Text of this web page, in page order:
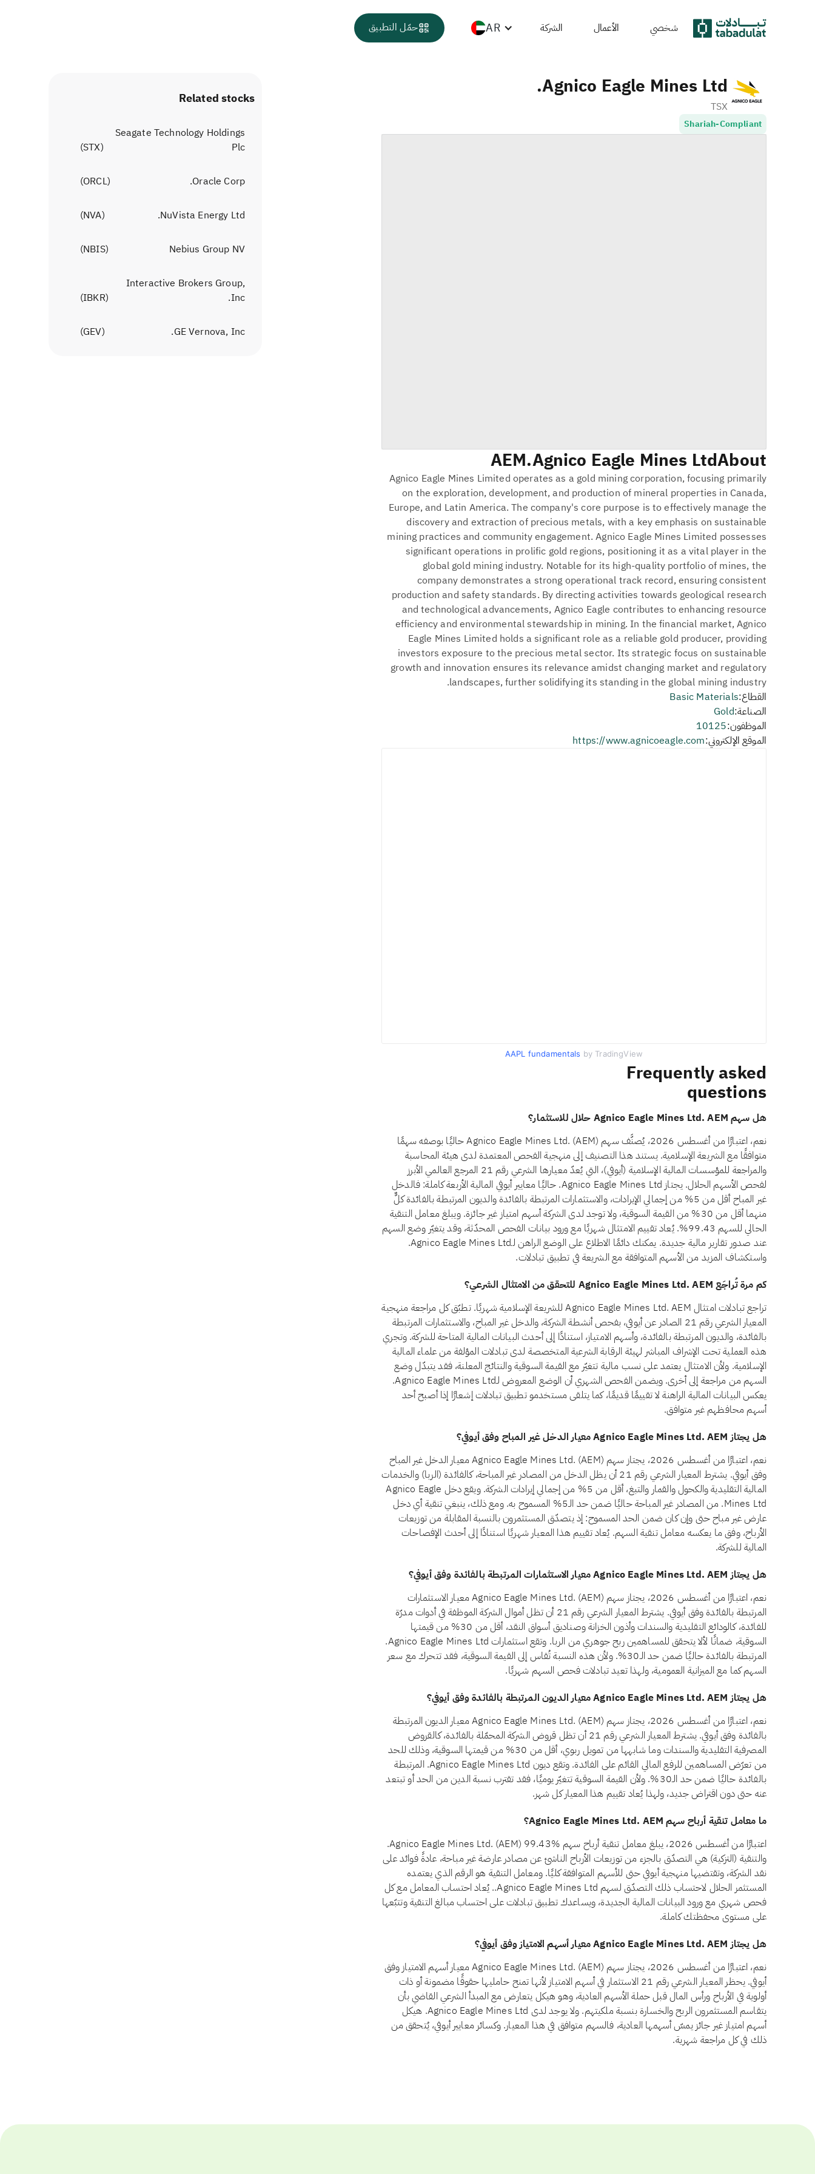
شخصي الأعمال الشركة AR حمّل التطبيق
Agnico Eagle Mines Ltd.
TSX
Shariah-Compliant
About
Agnico Eagle Mines Ltd.
AEM
Agnico Eagle Mines Limited operates as a gold mining corporation, focusing primarily
on the exploration, development, and production of mineral properties in Canada,
Europe, and Latin America. The company's core purpose is to effectively manage the
discovery and extraction of precious metals, with a key emphasis on sustainable
mining practices and community engagement. Agnico Eagle Mines Limited possesses
significant operations in prolific gold regions, positioning it as a vital player in the
global gold mining industry. Notable for its high-quality portfolio of mines, the
company demonstrates a strong operational track record, ensuring consistent
production and safety standards. By directing activities towards geological research
and technological advancements, Agnico Eagle contributes to enhancing resource
efficiency and environmental stewardship in mining. In the financial market, Agnico
Eagle Mines Limited holds a significant role as a reliable gold producer, providing
investors exposure to the precious metal sector. Its strategic focus on sustainable
growth and innovation ensures its relevance amidst changing market and regulatory
landscapes, further solidifying its standing in the global mining industry.
القطاع:Basic Materials
الصناعة:Gold
الموظفون:10125
الموقع الإلكتروني:https://www.agnicoeagle.com
AAPL fundamentals by TradingView
Frequently asked
questions
هل سهم Agnico Eagle Mines Ltd. AEM حلال للاستثمار؟
نعم، اعتبارًا من أغسطس 2026، يُصنَّف سهم Agnico Eagle Mines Ltd. (AEM) حاليًا بوصفه سهمًا
متوافقًا مع الشريعة الإسلامية. يستند هذا التصنيف إلى منهجية الفحص المعتمدة لدى هيئة المحاسبة
والمراجعة للمؤسسات المالية الإسلامية (أيوفي)، التي يُعدّ معيارها الشرعي رقم 21 المرجع العالمي الأبرز
لفحص الأسهم الحلال. يجتاز Agnico Eagle Mines Ltd. حاليًا معايير أيوفي المالية الأربعة كاملة: فالدخل
غير المباح أقل من 5% من إجمالي الإيرادات، والاستثمارات المرتبطة بالفائدة والديون المرتبطة بالفائدة كلٌّ
منهما أقل من 30% من القيمة السوقية، ولا توجد لدى الشركة أسهم امتياز غير جائزة. ويبلغ معامل التنقية
الحالي للسهم 99.43%. يُعاد تقييم الامتثال شهريًا مع ورود بيانات الفحص المحدّثة، وقد يتغيّر وضع السهم
عند صدور تقارير مالية جديدة. يمكنك دائمًا الاطلاع على الوضع الراهن لـAgnico Eagle Mines Ltd.
واستكشاف المزيد من الأسهم المتوافقة مع الشريعة في تطبيق تبادلات.
كم مرة تُراجَع Agnico Eagle Mines Ltd. AEM للتحقق من الامتثال الشرعي؟
تراجع تبادلات امتثال Agnico Eagle Mines Ltd. AEM للشريعة الإسلامية شهريًا. تطبّق كل مراجعة منهجية
المعيار الشرعي رقم 21 الصادر عن أيوفي، بفحص أنشطة الشركة، والدخل غير المباح، والاستثمارات المرتبطة
بالفائدة، والديون المرتبطة بالفائدة، وأسهم الامتياز، استنادًا إلى أحدث البيانات المالية المتاحة للشركة. وتجري
هذه العملية تحت الإشراف المباشر لهيئة الرقابة الشرعية المتخصصة لدى تبادلات المؤلفة من علماء المالية
الإسلامية. ولأن الامتثال يعتمد على نسب مالية تتغيّر مع القيمة السوقية والنتائج المعلنة، فقد يتبدّل وضع
السهم من مراجعة إلى أخرى. ويضمن الفحص الشهري أن الوضع المعروض لـAgnico Eagle Mines Ltd.
يعكس البيانات المالية الراهنة لا تقييمًا قديمًا، كما يتلقى مستخدمو تطبيق تبادلات إشعارًا إذا أصبح أحد
أسهم محافظهم غير متوافق.
هل يجتاز Agnico Eagle Mines Ltd. AEM معيار الدخل غير المباح وفق أيوفي؟
نعم، اعتبارًا من أغسطس 2026، يجتاز سهم Agnico Eagle Mines Ltd. (AEM) معيار الدخل غير المباح
وفق أيوفي. يشترط المعيار الشرعي رقم 21 أن يظل الدخل من المصادر غير المباحة، كالفائدة (الربا) والخدمات
المالية التقليدية والكحول والقمار والتبغ، أقل من 5% من إجمالي إيرادات الشركة. ويقع دخل Agnico Eagle
Mines Ltd. من المصادر غير المباحة حاليًا ضمن حد الـ5% المسموح به. ومع ذلك، ينبغي تنقية أي دخل
عارض غير مباح حتى وإن كان ضمن الحد المسموح: إذ يتصدّق المستثمرون بالنسبة المقابلة من توزيعات
الأرباح، وفق ما يعكسه معامل تنقية السهم. يُعاد تقييم هذا المعيار شهريًا استنادًا إلى أحدث الإفصاحات
المالية للشركة.
هل يجتاز Agnico Eagle Mines Ltd. AEM معيار الاستثمارات المرتبطة بالفائدة وفق أيوفي؟
نعم، اعتبارًا من أغسطس 2026، يجتاز سهم Agnico Eagle Mines Ltd. (AEM) معيار الاستثمارات
المرتبطة بالفائدة وفق أيوفي. يشترط المعيار الشرعي رقم 21 أن تظل أموال الشركة الموظفة في أدوات مدرّة
للفائدة، كالودائع التقليدية والسندات وأذون الخزانة وصناديق أسواق النقد، أقل من 30% من قيمتها
السوقية، ضمانًا لألا يتحقق للمساهمين ربح جوهري من الربا. وتقع استثمارات Agnico Eagle Mines Ltd.
المرتبطة بالفائدة حاليًا ضمن حد الـ30%. ولأن هذه النسبة تُقاس إلى القيمة السوقية، فقد تتحرك مع سعر
السهم كما مع الميزانية العمومية، ولهذا تعيد تبادلات فحص السهم شهريًا.
هل يجتاز Agnico Eagle Mines Ltd. AEM معيار الديون المرتبطة بالفائدة وفق أيوفي؟
نعم، اعتبارًا من أغسطس 2026، يجتاز سهم Agnico Eagle Mines Ltd. (AEM) معيار الديون المرتبطة
بالفائدة وفق أيوفي. يشترط المعيار الشرعي رقم 21 أن تظل قروض الشركة المحمّلة بالفائدة، كالقروض
المصرفية التقليدية والسندات وما شابهها من تمويل ربوي، أقل من 30% من قيمتها السوقية، وذلك للحد
من تعرّض المساهمين للرفع المالي القائم على الفائدة. وتقع ديون Agnico Eagle Mines Ltd. المرتبطة
بالفائدة حاليًا ضمن حد الـ30%. ولأن القيمة السوقية تتغيّر يوميًا، فقد تقترب نسبة الدين من الحد أو تبتعد
عنه حتى دون اقتراض جديد، ولهذا يُعاد تقييم هذا المعيار كل شهر.
ما معامل تنقية أرباح سهم Agnico Eagle Mines Ltd. AEM؟
اعتبارًا من أغسطس 2026، يبلغ معامل تنقية أرباح سهم Agnico Eagle Mines Ltd. (AEM) 99.43%.
والتنقية (التزكية) هي التصدّق بالجزء من توزيعات الأرباح الناشئ عن مصادر عارضة غير مباحة، عادةً فوائد على
نقد الشركة، وتقتضيها منهجية أيوفي حتى للأسهم المتوافقة كليًا. ومعامل التنقية هو الرقم الذي يعتمده
المستثمر الحلال لاحتساب ذلك التصدّق لسهم Agnico Eagle Mines Ltd.. يُعاد احتساب المعامل مع كل
فحص شهري مع ورود البيانات المالية الجديدة، ويساعدك تطبيق تبادلات على احتساب مبالغ التنقية وتتبّعها
على مستوى محفظتك كاملة.
هل يجتاز Agnico Eagle Mines Ltd. AEM معيار أسهم الامتياز وفق أيوفي؟
نعم، اعتبارًا من أغسطس 2026، يجتاز سهم Agnico Eagle Mines Ltd. (AEM) معيار أسهم الامتياز وفق
أيوفي. يحظر المعيار الشرعي رقم 21 الاستثمار في أسهم الامتياز لأنها تمنح حامليها حقوقًا مضمونة أو ذات
أولوية في الأرباح ورأس المال قبل حملة الأسهم العادية، وهو هيكل يتعارض مع المبدأ الشرعي القاضي بأن
يتقاسم المستثمرون الربح والخسارة بنسبة ملكيتهم. ولا يوجد لدى Agnico Eagle Mines Ltd. هيكل
أسهم امتياز غير جائز يمسّ أسهمها العادية، فالسهم متوافق في هذا المعيار. وكسائر معايير أيوفي، يُتحقق من
ذلك في كل مراجعة شهرية.
Related stocks
Seagate Technology Holdings
Plc
(
STX
)
Oracle Corp.
(
ORCL
)
NuVista Energy Ltd.
(
NVA
)
Nebius Group NV
(
NBIS
)
Interactive Brokers Group,
Inc.
(
IBKR
)
GE Vernova, Inc.
(
GEV
)